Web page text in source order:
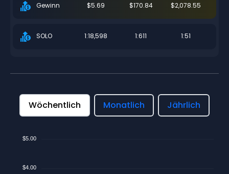
Gewinn $5.69 $170.84 $2,078.55
SOLO 1:18,598 1:611 1:51
Wöchentlich Monatlich Jährlich
$5.00
$4.00